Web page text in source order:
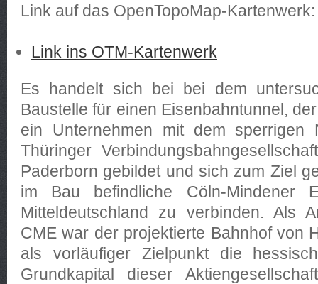
Link auf das OpenTopoMap-Kartenwerk:
Link ins OTM-Kartenwerk
Es handelt sich bei bei dem
Baustelle für einen Eisenbahntunnel,
ein Unternehmen mit dem sperrigen
Thüringer
Paderborn gebildet und sich zum Ziel
im Bau befindliche Cöln-Mindener
Mitteldeutschland zu verbinden. Als
CME war der projektierte Bahnhof von
als vorläufiger Zielpunkt die
Grundkapital dieser